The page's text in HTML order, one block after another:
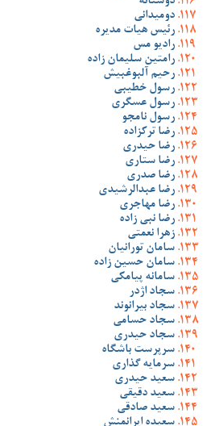
دومیدانی
رئیس هیات مدیره
رادیو مس
رامتین سلیمان زاده
رحیم آلبوغبیش
رسول خطیبی
رسول عسگری
رسول نامجو
رضا ترکزاده
رضا حیدری
رضا ستاری
رضا صدری
رضا عبدالرشیدی
رضا مهاجری
رضا نبی زاده
زهرا نعمتی
سامان تورانیان
سامان حسین زاده
سامانه پیامکی
سجاد اژدر
سجاد بیرانوند
سجاد حسامی
سجاد حیدری
سرپرست باشگاه
سرمایه گذاری
سعید حیدری
سعید دقیقی
سعید صادقی
سعیده ایرانمنش